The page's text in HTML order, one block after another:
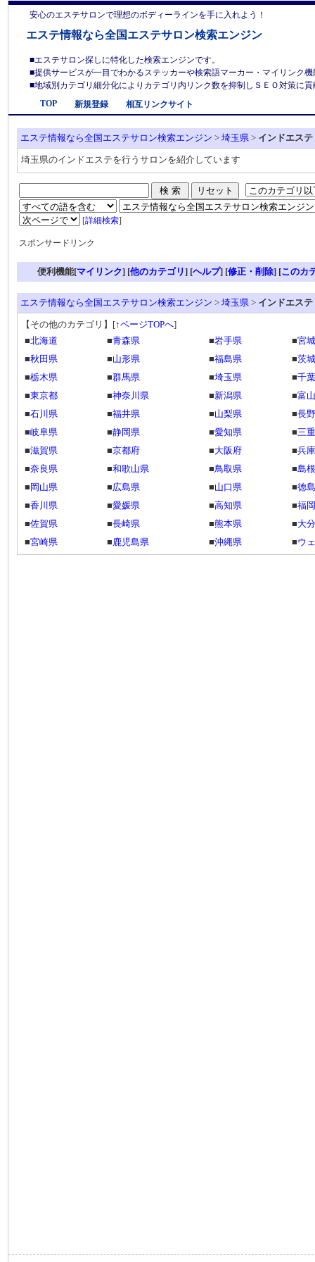
安心のエステサロンで理想のボディーラインを手に入れよう！
エステ情報なら全国エステサロン検索エンジン
■エステサロン探しに特化した検索エンジンです。
■提供サービスが一目でわかるステッカーや検索語マーカー・マイリンク
■地域別カテゴリ細分化によりカテゴリ内リンク数を抑制しＳＥＯ対策に
TOP
新規登録 相互リンクサイト
エステ情報なら全国エステサロン検索エンジン > 埼玉県 > インドエステ
埼玉県のインドエステを行うサロンを紹介しています
[詳細検索]
スポンサードリンク
便利機能[マイリンク] [他のカテゴリ] [ヘルプ] [修正・削除] [このカ
エステ情報なら全国エステサロン検索エンジン > 埼玉県 > インドエステ
【その他のカテゴリ】 [↑ページTOPへ]
■北海道 ■青森県 ■岩手県 ■宮
■秋田県 ■山形県 ■福島県 ■茨
■栃木県 ■群馬県 ■埼玉県 ■千
■東京都 ■神奈川県 ■新潟県 ■富
■石川県 ■福井県 ■山梨県 ■長
■岐阜県 ■静岡県 ■愛知県 ■三
■滋賀県 ■京都府 ■大阪府 ■兵
■奈良県 ■和歌山県 ■鳥取県 ■島
■ 岡山県 ■広島県 ■山口県 ■徳
■香川県 ■愛媛県 ■高知県 ■福
■佐賀県 ■長崎県 ■熊本県 ■大
■宮崎県 ■鹿児島県 ■沖縄県 ■ウ